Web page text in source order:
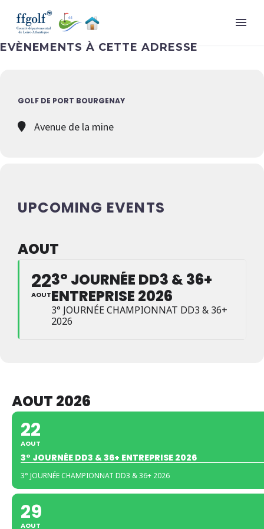
EVÈNEMENTS À CETTE ADRESSE
GOLF DE PORT BOURGENAY
Avenue de la mine
UPCOMING EVENTS
AOUT
22
AOUT
3° JOURNÉE DD3 & 36+
ENTREPRISE 2026
3° JOURNÉE CHAMPIONNAT DD3 & 36+
2026
AOUT 2026
22
AOUT
3° JOURNÉE DD3 & 36+ ENTREPRISE 2026
3° JOURNÉE CHAMPIONNAT DD3 & 36+ 2026
29
AOUT